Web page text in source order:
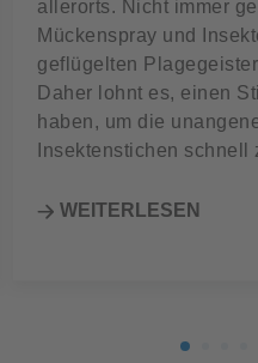
allerorts. Nicht immer
Mückenspray und
geflügelten
Daher lohnt es, einen
haben, um die
Insektenstichen schnell
WEITERLESEN